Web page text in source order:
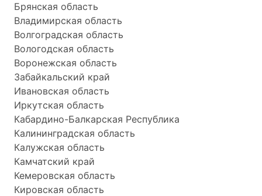
Брянская область
Владимирская область
Волгоградская область
Вологодская область
Воронежская область
Забайкальский край
Ивановская область
Иркутская область
Кабардино-Балкарская Республика
Калининградская область
Калужская область
Камчатский край
Кемеровская область
Кировская область